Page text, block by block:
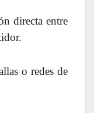
directa entre
o redes de